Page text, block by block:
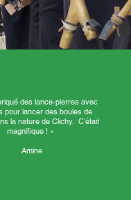
des lance-pierres avec
pour lancer des boules de
la nature de Clichy. C’était
magnifique ! »
Amine